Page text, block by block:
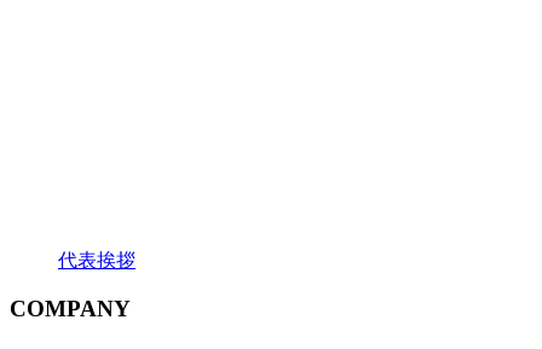
代表挨拶
COMPANY